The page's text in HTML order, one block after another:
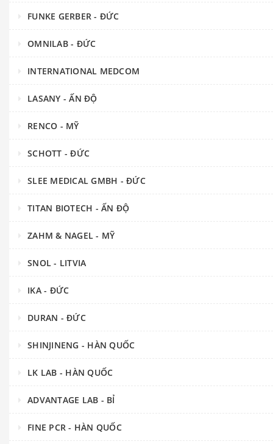
FUNKE GERBER - ĐỨC
OMNILAB - ĐỨC
INTERNATIONAL MEDCOM
LASANY - ẤN ĐỘ
RENCO - MỸ
SCHOTT - ĐỨC
SLEE MEDICAL GMBH - ĐỨC
TITAN BIOTECH - ẤN ĐỘ
ZAHM & NAGEL - MỸ
SNOL - LITVIA
IKA - ĐỨC
DURAN - ĐỨC
SHINJINENG - HÀN QUỐC
LK LAB - HÀN QUỐC
ADVANTAGE LAB - BỈ
FINE PCR - HÀN QUỐC